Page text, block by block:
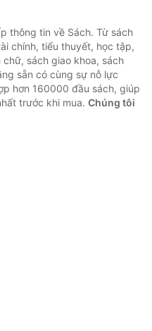
thông tin về Sách. Từ sách
chính, tiểu thuyết, học tập,
sách giao khoa, sách
sẵn có cùng sự nỗ lực
hơn 160000 đầu sách, giúp
trước khi mua. Chúng tôi